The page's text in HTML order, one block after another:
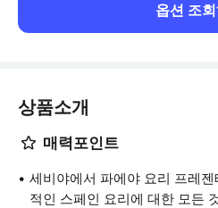
옵션 조
상품소개
매력포인트
세비야에서 파에야 요리 프레
적인 스페인 요리에 대한 모든